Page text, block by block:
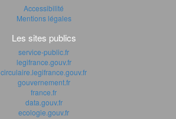
Accessibilité
Mentions légales
Les sites publics
service-public.fr
legifrance.gouv.fr
circulaire.legifrance.gouv.fr
gouvernement.fr
france.fr
data.gouv.fr
ecologie.gouv.fr